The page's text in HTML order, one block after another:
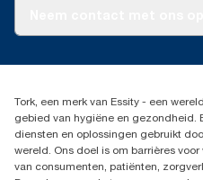
Dispenserklacht
02 766 05 30
Essity Belgium NV
Berkenlaan 8B
1831 MACHELEN
Tork, een merk van Essity - een
gebied van hygiëne en gezondheid.
diensten en oplossingen gebruikt
wereld. Ons doel is om barrières
van consumenten, patiënten,